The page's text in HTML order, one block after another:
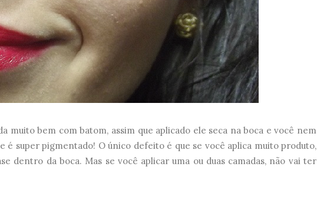
bem com batom, assim que aplicado ele seca na boca e você nem
é super pigmentado! O único defeito é que se você aplica muito produto,
dentro da boca. Mas se você aplicar uma ou duas camadas, não vai ter